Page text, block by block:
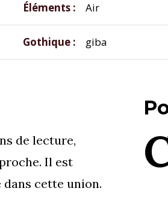
Éléments Air
Gothique giba
de lecture,
Il est
dans cette union.